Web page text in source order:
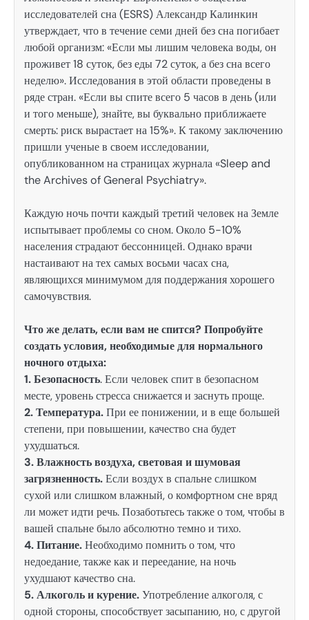
исследователей сна (ESRS) Александр Калинкин
утверждает, что в течение семи дней без сна погибает
любой организм: «Если мы лишим человека воды, он
проживет 18 суток, без еды 72 суток, а без сна всего
неделю». Исследования в этой области проведены в
ряде стран. «Если вы спите всего 5 часов в день (или
и того меньше), знайте, вы буквально приближаете
смерть: риск вырастает на 15%». К такому заключению
пришли ученые в своем исследовании,
опубликованном на страницах журнала «Sleep and
the Archives of General Psychiatry».
Каждую ночь почти каждый третий человек на Земле
испытывает проблемы со сном. Около 5-10%
населения страдают бессонницей. Однако врачи
настаивают на тех самых восьми часах сна,
являющихся минимумом для поддержания хорошего
самочувствия.
Что же делать, если вам не спится? Попробуйте
создать условия, необходимые для нормального
ночного отдыха:
1. Безопасность. Если человек спит в безопасном
месте, уровень стресса снижается и заснуть проще.
2. Температура.При ее понижении, и в еще большей
степени, при повышении, качество сна будет
ухудшаться.
3. Влажность воздуха, световая и шумовая
загрязненность.Если воздух в спальне слишком
сухой или слишком влажный, о комфортном сне вряд
ли может идти речь. Позаботьтесь также о том, чтобы в
вашей спальне было абсолютно темно и тихо.
4. Питание.Необходимо помнить о том, что
недоедание, также как и переедание, на ночь
ухудшают качество сна.
5. Алкоголь и курение.Употребление алкоголя, с
одной стороны, способствует засыпанию, но, с другой